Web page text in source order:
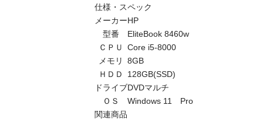
仕様・スペック
メーカーHP
型番
EliteBook 8460w
ＣＰＵ
Core i5-8000
メモリ
8GB
ＨＤＤ
128GB(SSD)
ドライブDVDマルチ
ＯＳ
Windows 11 Pro
関連商品